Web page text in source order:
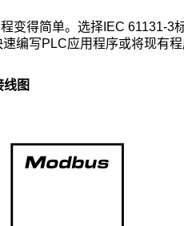
变得简单。选择IEC 61131-3
编写PLC应用程序或将现有
图